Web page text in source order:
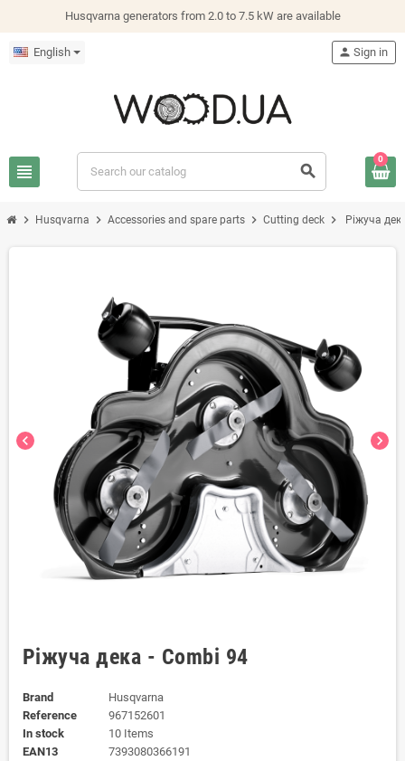
Husqvarna generators from 2.0 to 7.5 kW are available
English
view_headline search
person Sign in
0
chevron_right Husqvarna chevron_right Accessories and spare parts chevron_right Cutting deck chevron_right Ріжуча
chevron_left chevron_right
Ріжуча дека - Combi 94
Brand
Husqvarna
Reference
967152601
In stock
10 Items
EAN13
7393080366191